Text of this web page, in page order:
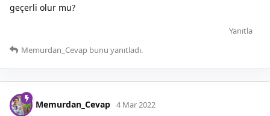
geçerli olur mu?
Yanıtla
Memurdan_Cevap bunu yanıtladı.
Memurdan_Cevap 4 Mar 2022